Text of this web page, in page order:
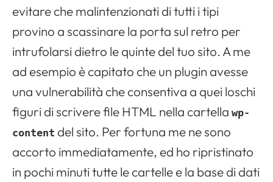
evitare che malintenzionati di tutti i tipi
provino a scassinare la porta sul retro per
intrufolarsi dietro le quinte del tuo sito. A me
ad esempio è capitato che un plugin avesse
una vulnerabilità che consentiva a quei loschi
figuri di scrivere file HTML nella cartella wp-
content del sito. Per fortuna me ne sono
accorto immediatamente, ed ho ripristinato
in pochi minuti tutte le cartelle e la base di dati